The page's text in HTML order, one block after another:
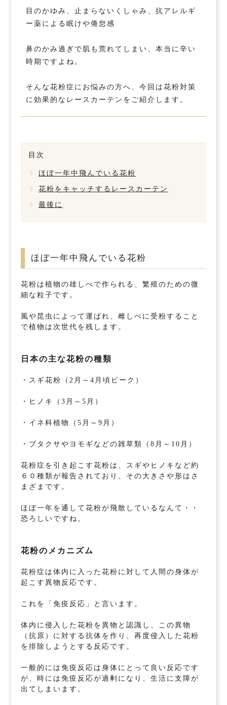
目のかゆみ、止まらないくしゃみ、抗アレルギ
ー薬による眠けや倦怠感
鼻のかみ過ぎで肌も荒れてしまい、本当に辛い
時期ですよね。
そんな花粉症にお悩みの方へ、今回は花粉対策
に効果的なレースカーテンをご紹介します。
目次
ほぼ一年中飛んでいる花粉
花粉をキャッチするレースカーテン
最後に
ほぼ一年中飛んでいる花粉
花粉は植物の雄しべで作られる、繁殖のための微
細な粒子です。
風や昆虫によって運ばれ、雌しべに受粉すること
で植物は次世代を残します。
日本の主な花粉の種類
・スギ花粉（2月～4月頃ピーク）
・ヒノキ（3月～5月）
・イネ科植物（5月～9月）
・ブタクサやヨモギなどの雑草類（8月～10月）
花粉症を引き起こす花粉は、スギやヒノキなど約
６０種類が報告されており、その大きさや形はさ
まざまです。
ほぼ一年を通して花粉が飛散しているなんて・・
恐ろしいですね。
花粉のメカニズム
花粉症は体内に入った花粉に対して人間の身体が
起こす異物反応です。
これを「免疫反応」と言います。
体内に侵入した花粉を異物と認識し、この異物
（抗原）に対する抗体を作り、再度侵入した花粉
を排除しようとする反応です。
一般的には免疫反応は身体にとって良い反応です
が、時には免疫反応が過剰になり、生活に支障が
出てしまいます。